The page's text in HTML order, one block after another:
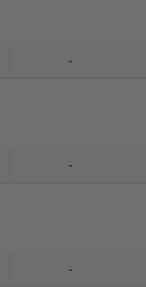
-
-
-